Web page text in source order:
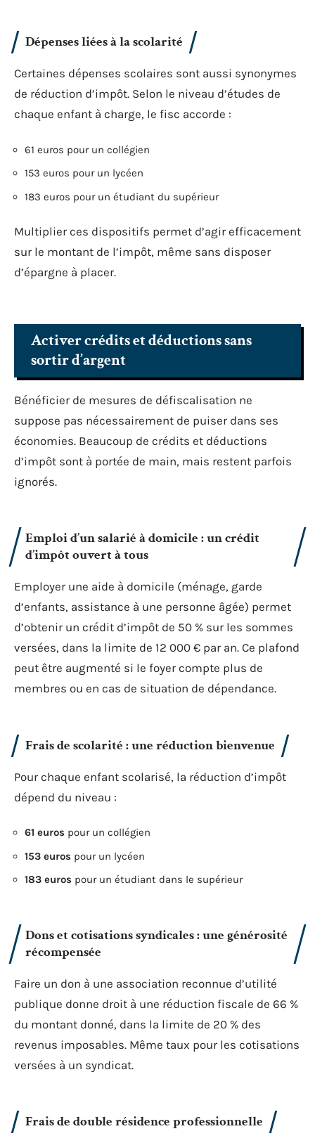
Dépenses liées à la scolarité
Certaines dépenses scolaires sont aussi synonymes
de réduction d’impôt. Selon le niveau d’études de
chaque enfant à charge, le fisc accorde :
61 euros pour un collégien
153 euros pour un lycéen
183 euros pour un étudiant du supérieur
Multiplier ces dispositifs permet d’agir efficacement
sur le montant de l’impôt, même sans disposer
d’épargne à placer.
Activer crédits et déductions sans
sortir d’argent
Bénéficier de mesures de défiscalisation ne
suppose pas nécessairement de puiser dans ses
économies. Beaucoup de crédits et déductions
d’impôt sont à portée de main, mais restent parfois
ignorés.
Emploi d’un salarié à domicile : un crédit
d’impôt ouvert à tous
Employer une aide à domicile (ménage, garde
d’enfants, assistance à une personne âgée) permet
d’obtenir un crédit d’impôt de 50 % sur les sommes
versées, dans la limite de 12 000 € par an. Ce plafond
peut être augmenté si le foyer compte plus de
membres ou en cas de situation de dépendance.
Frais de scolarité : une réduction bienvenue
Pour chaque enfant scolarisé, la réduction d’impôt
dépend du niveau :
61 euros pour un collégien
153 euros pour un lycéen
183 euros pour un étudiant dans le supérieur
Dons et cotisations syndicales : une générosité
récompensée
Faire un don à une association reconnue d’utilité
publique donne droit à une réduction fiscale de 66 %
du montant donné, dans la limite de 20 % des
revenus imposables. Même taux pour les cotisations
versées à un syndicat.
Frais de double résidence professionnelle